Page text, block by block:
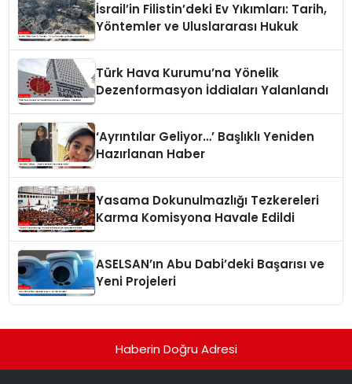
İsrail’in Filistin’deki Ev Yıkımları: Tarih,
Yöntemler ve Uluslararası Hukuk
Türk Hava Kurumu’na Yönelik
Dezenformasyon İddiaları Yalanlandı
‘Ayrıntılar Geliyor…’ Başlıklı Yeniden
Hazırlanan Haber
Yasama Dokunulmazlığı Tezkereleri
Karma Komisyona Havale Edildi
ASELSAN’ın Abu Dabi’deki Başarısı ve
Yeni Projeleri
Haberin Doğru Adresi